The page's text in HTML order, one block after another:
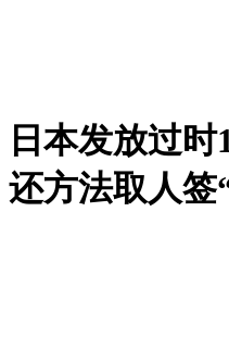
日本发放过
还方法取人签